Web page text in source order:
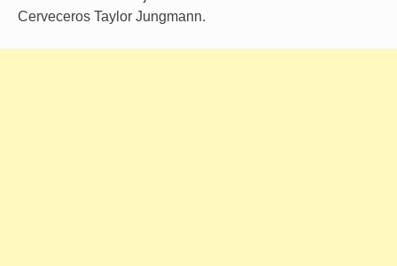
Cerveceros Taylor Jungmann.